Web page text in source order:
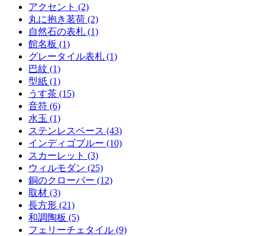
アクセント (2)
丸に抱き茗荷 (2)
自然石の表札 (1)
館名板 (1)
グレータイル表札 (1)
巴紋 (1)
型紙 (1)
うす茶 (15)
音符 (6)
水玉 (1)
ステンレスベース (43)
インディゴブルー (10)
スカーレット (3)
ウィルモダン (25)
銅のクローバー (12)
取材 (3)
長方形 (21)
和調陶板 (5)
フェリーチェタイル (9)